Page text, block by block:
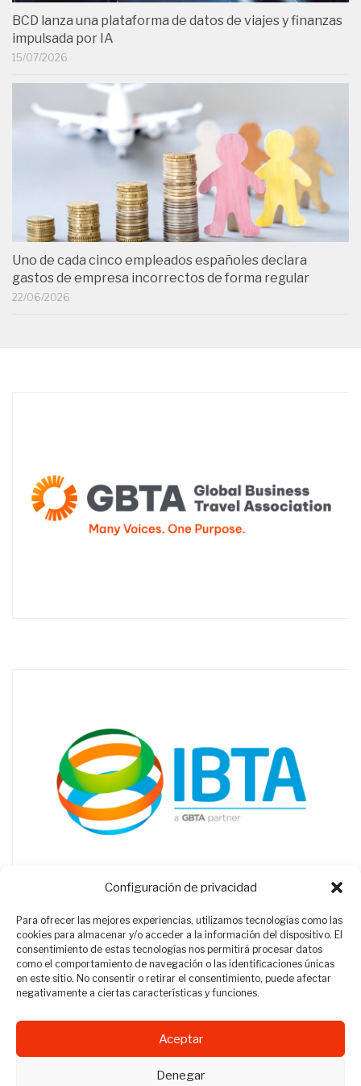
Configuración de privacidad
Para ofrecer las mejores experiencias, utilizamos tecnologías como las
cookies para almacenar y/o acceder a la información del dispositivo. El
consentimiento de estas tecnologías nos permitirá procesar datos
como el comportamiento de navegación o las identificaciones únicas
en este sitio. No consentir o retirar el consentimiento, puede afectar
negativamente a ciertas características y funciones.
Aceptar
Denegar
BCD lanza una plataforma de datos de viajes y finanzas
impulsada por IA
15/07/2026
Uno de cada cinco empleados españoles declara
gastos de empresa incorrectos de forma regular
22/06/2026
Revista Travel Manager © 2012 - 2026